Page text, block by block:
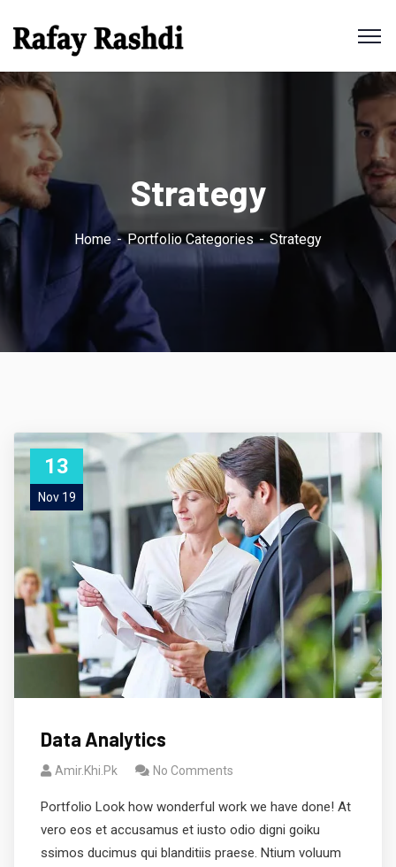
Strategy
Home Portfolio Categories Strategy
13
Nov 19
Data Analytics
Amir.khi.pk No Comments
Portfolio Look how wonderful work we have done! At
vero eos et accusamus et iusto odio digni goiku
ssimos ducimus qui blanditiis praese. Ntium voluum